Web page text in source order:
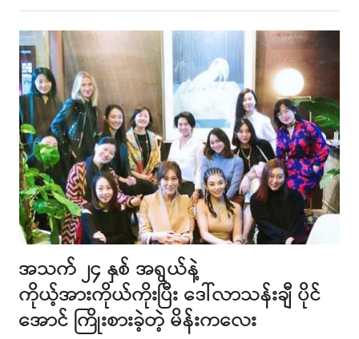
အသက် ၂၄ နှစ် အရွယ်နဲ့
ကိုယ့်အားကိုယ်ကိုးပြီး ဒေါ်လာသန်းချီ ပိုင်
အောင် ကြိုးစားခဲ့တဲ့ မိန်းကလေး